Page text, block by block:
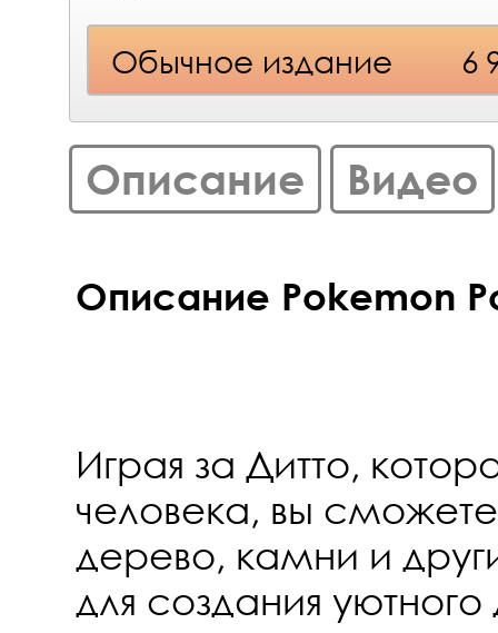
Обычное издание 6
Описание Видео
Описание Pokemon
Играя за Дитто,
человека, вы
дерево, камни и
для создания